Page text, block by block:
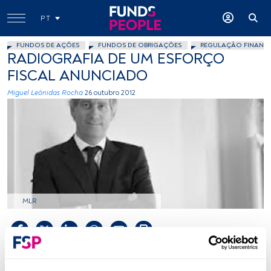
PT
FUNDOS DE AÇÕES FUNDOS DE OBRIGAÇÕES REGULAÇÃO
RADIOGRAFIA DE UM ESFORÇO
FISCAL ANUNCIADO
Miguel Leónidas Rocha 26 outubro 2012
MLR
Tempo de leitura: